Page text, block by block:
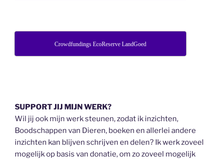
Crowdfundings EcoReserve LandGoed
SUPPORT JIJ MIJN WERK?
Wil jij ook mijn werk steunen, zodat ik inzichten,
Boodschappen van Dieren, boeken en allerlei andere
inzichten kan blijven schrijven en delen? Ik werk zoveel
mogelijk op basis van donatie, om zo zoveel mogelijk